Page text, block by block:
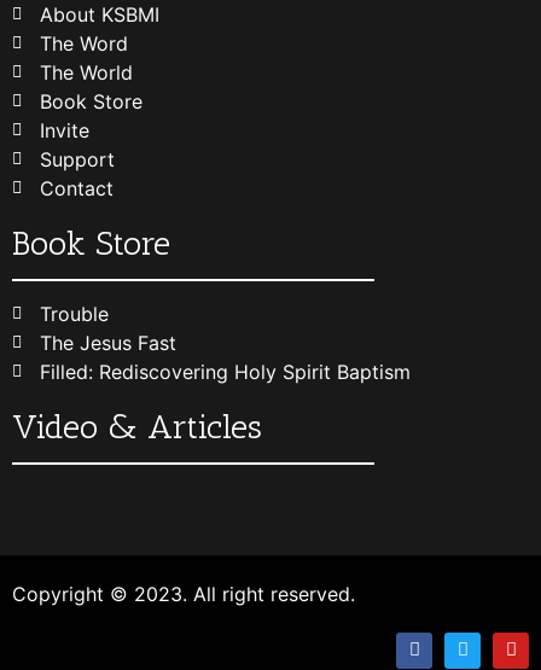
About KSBMI
The Word
The World
Book Store
Invite
Support
Contact
Book Store
Trouble
The Jesus Fast
Filled: Rediscovering Holy Spirit Baptism
Video & Articles
Copyright © 2023. All right reserved.